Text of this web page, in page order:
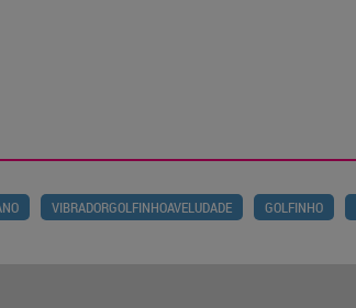
VIBRADORGOLFINHOAVELUDADE GOLFINHO